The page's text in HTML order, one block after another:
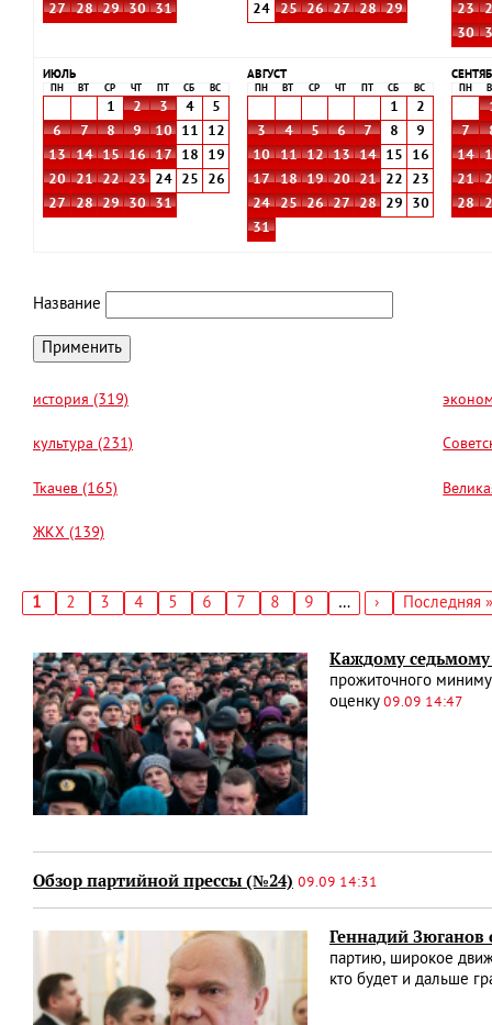
27
28 29 30 31
24
25 26 27 28 29
23
30
ИЮЛЬ
ПН ВТ СР ЧТ СБ ВС
1 2 3 4
5
6
7 8 9 10 11
12
13
14 15 16 17 18
19
20
21 22 23 24 25
26
27
28 29 30 31
АВГУСТ
ПН ВТ СР ЧТ СБ ВС
1
2
3
4 5 6 7 8
9
10
11 12 13 14 15
16
17
18 19 20 21 22
23
24
25 26 27 28 29
30
31
ПН
7
14
21
28
Название
история (319)
культура (231)
Ткачев (165)
ЖКХ (139)
Текущая
1 Страница
2 Страница
3 Страница
4 Страница
5 Страница
6 Страница
7 Страница
8 Страница
9 …
Следующая
›
Последняя
Последняя »
Каждому
прожиточного
оценку 09.09 14:47
Обзор партийной прессы (№24) 09.09 14:31
Геннадий Зюганов
партию, широкое
кто будет и дальше